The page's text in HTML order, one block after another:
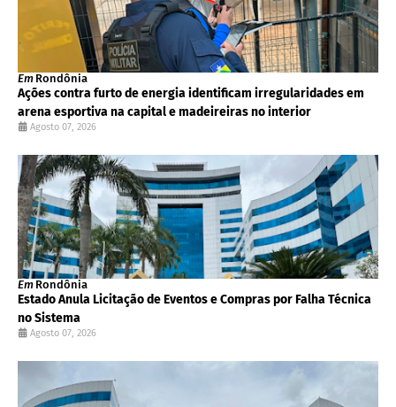
Em Rondônia
Ações contra furto de energia identificam irregularidades em
arena esportiva na capital e madeireiras no interior
Agosto 07, 2026
Em Rondônia
Estado Anula Licitação de Eventos e Compras por Falha Técnica
no Sistema
Agosto 07, 2026